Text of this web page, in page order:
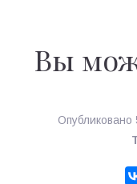
Вы
Опубликовано